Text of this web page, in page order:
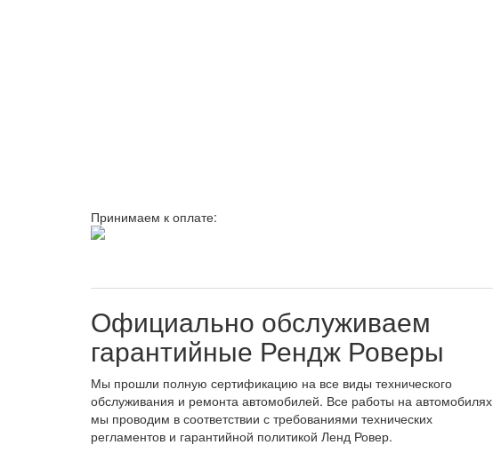
Принимаем к оплате:
Официально обслуживаем
гарантийные Рендж Роверы
Мы прошли полную сертификацию на все виды технического
обслуживания и ремонта автомобилей. Все работы на автомобилях
мы проводим в соответствии с требованиями технических
регламентов и гарантийной политикой Ленд Ровер.